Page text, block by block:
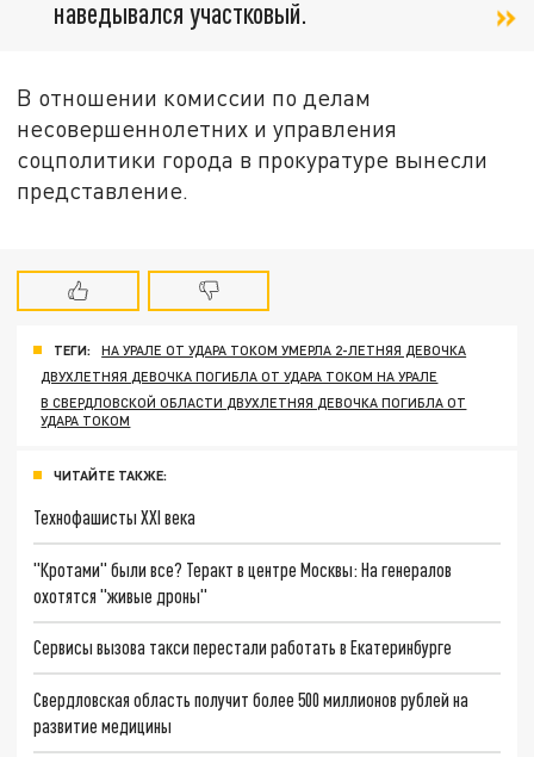
наведывался участковый.
В отношении комиссии по делам
несовершеннолетних и управления
соцполитики города в прокуратуре вынесли
представление.
ТЕГИ:
НА УРАЛЕ ОТ УДАРА ТОКОМ УМЕРЛА 2-ЛЕТНЯЯ ДЕВОЧКА
ДВУХЛЕТНЯЯ ДЕВОЧКА ПОГИБЛА ОТ УДАРА ТОКОМ НА УРАЛЕ
В СВЕРДЛОВСКОЙ ОБЛАСТИ ДВУХЛЕТНЯЯ ДЕВОЧКА ПОГИБЛА ОТ
УДАРА ТОКОМ
ЧИТАЙТЕ ТАКЖЕ:
Технофашисты XXI века
"Кротами" были все? Теракт в центре Москвы: На генералов
охотятся "живые дроны"
Сервисы вызова такси перестали работать в Екатеринбурге
Свердловская область получит более 500 миллионов рублей на
развитие медицины